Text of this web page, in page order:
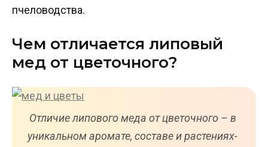
пчеловодства.
Чем отличается липовый
мед от цветочного?
Отличие липового меда от цветочного – в
уникальном аромате, составе и растениях-